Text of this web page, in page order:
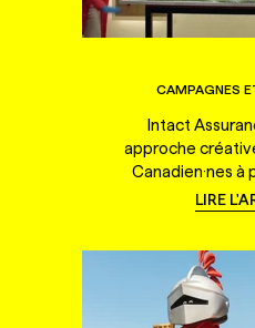
CAMPAGNES
Intact
approche
Canadien·nes à
LIRE